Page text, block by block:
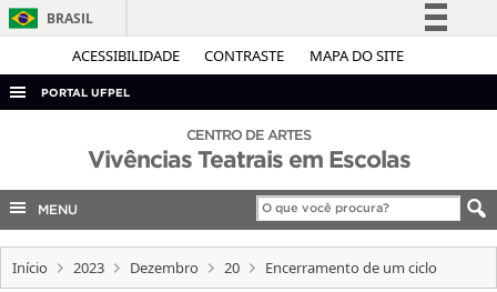
ACESSIBILIDADE CONTRASTE MAPA DO SITE
BRASIL
Simplifique!
Acesso à informação
Legislação
Canais
PORTAL UFPEL
AUDITORIA
COBALTO
CENTRO DE ARTES
Vivências Teatrais em Escolas
MENU
Início 2023 Dezembro 20 Encerramento de um ciclo